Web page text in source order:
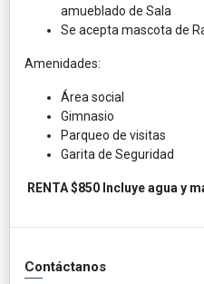
amueblado de Sala
Se acepta mascota de
Amenidades:
Área social
Gimnasio
Parqueo de visitas
Garita de Seguridad
RENTA $850 Incluye agua y
Contáctanos